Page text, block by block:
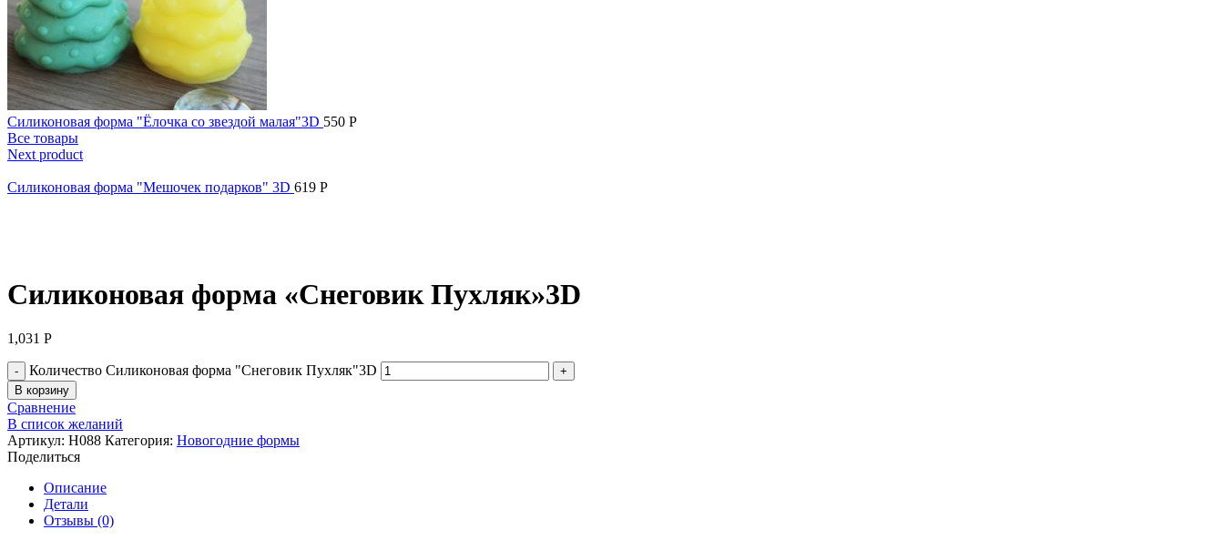
Силиконовая форма "Ёлочка со звездой малая"3D 550 Р
Все товары
Next product
Силиконовая форма "Мешочек подарков" 3D 619 Р
Силиконовая форма «Снеговик Пухляк»3D
1,031 Р
Количество Силиконовая форма "Снеговик Пухляк"3D
В корзину
Сравнение
В список желаний
Артикул: Н088 Категория: Новогодние формы
Поделиться
Описание
Детали
Отзывы (0)